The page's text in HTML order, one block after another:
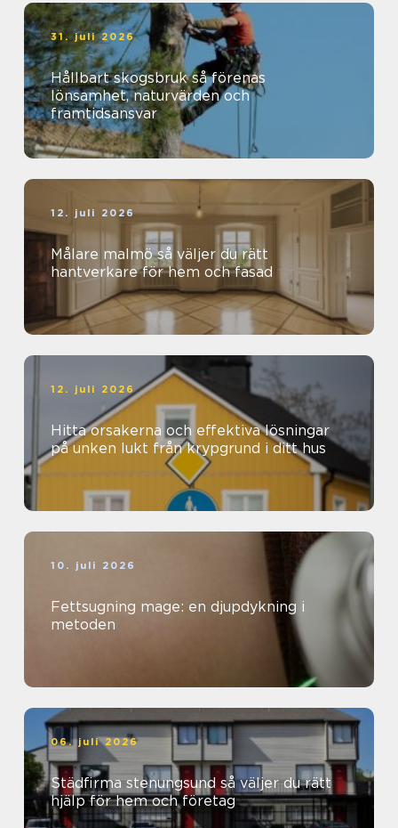
31. juli 2026
Hållbart skogsbruk så förenas
lönsamhet, naturvärden och
framtidsansvar
12. juli 2026
Målare malmö så väljer du rätt
hantverkare för hem och fasad
12. juli 2026
Hitta orsakerna och effektiva lösningar
på unken lukt från krypgrund i ditt hus
10. juli 2026
Fettsugning mage: en djupdykning i
metoden
06. juli 2026
Städfirma stenungsund så väljer du rätt
hjälp för hem och företag